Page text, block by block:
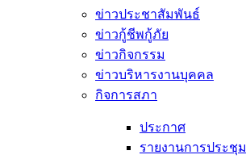
ข่าวประชาสัมพันธ์
ข่าวกู้ชีพกู้ภัย
ข่าวกิจกรรม
ข่าวบริหารงานบุคคล
กิจการสภา
ประกาศ
รายงานการประชุม